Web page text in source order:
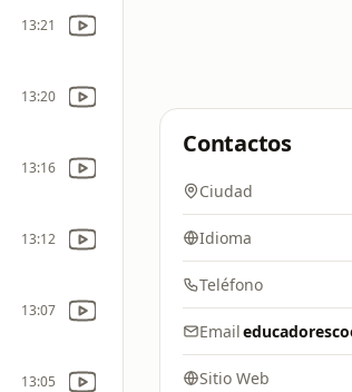
13:21
13:20
13:16
13:12
13:07
13:05
Contactos
Ciudad
Idioma
Teléfono
Email
Sitio Web